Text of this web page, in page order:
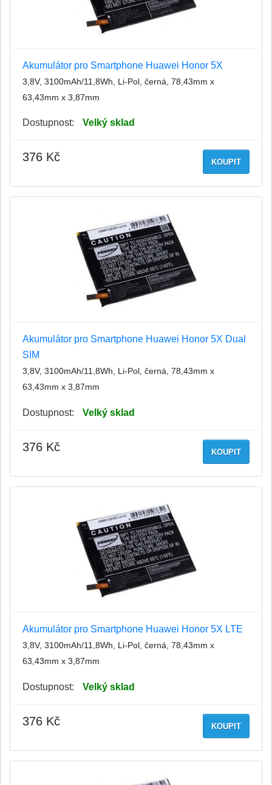
Akumulátor pro Smartphone Huawei Honor 5X
3,8V, 3100mAh/11,8Wh, Li-Pol, černá, 78,43mm x
63,43mm x 3,87mm
Dostupnost: Velký sklad
KOUPIT
376 Kč
Akumulátor pro Smartphone Huawei Honor 5X Dual
SIM
3,8V, 3100mAh/11,8Wh, Li-Pol, černá, 78,43mm x
63,43mm x 3,87mm
Dostupnost: Velký sklad
KOUPIT
376 Kč
Akumulátor pro Smartphone Huawei Honor 5X LTE
3,8V, 3100mAh/11,8Wh, Li-Pol, černá, 78,43mm x
63,43mm x 3,87mm
Dostupnost: Velký sklad
KOUPIT
376 Kč